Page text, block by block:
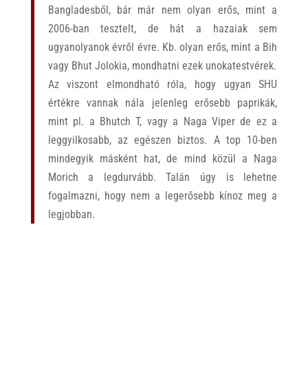
Bangladesből, bár már nem olyan erős, mint a
2006-ban tesztelt, de hát a hazaiak sem
ugyanolyanok évről évre. Kb. olyan erős, mint a Bih
vagy Bhut Jolokia, mondhatni ezek unokatestvérek.
Az viszont elmondható róla, hogy ugyan SHU
értékre vannak nála jelenleg erősebb paprikák,
mint pl. a Bhutch T, vagy a Naga Viper de ez a
leggyilkosabb, az egészen biztos. A top 10-ben
mindegyik másként hat, de mind közül a Naga
Morich a legdurvább. Talán úgy is lehetne
fogalmazni, hogy nem a legerősebb kínoz meg a
legjobban.